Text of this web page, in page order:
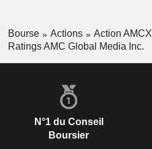
Bourse Actions
Action AMCX
Ratings AMC Global Media Inc.
N°1 du Conseil
Boursier